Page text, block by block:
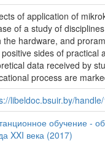
of application of
of a study of
the hardware, and
sides of practical
data received by
process are
libeldoc.bsuir.by/
обучение -
XXI века (2017)